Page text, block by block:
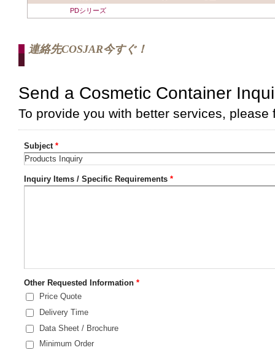
PDシリーズ
連絡先COSJAR今すぐ！